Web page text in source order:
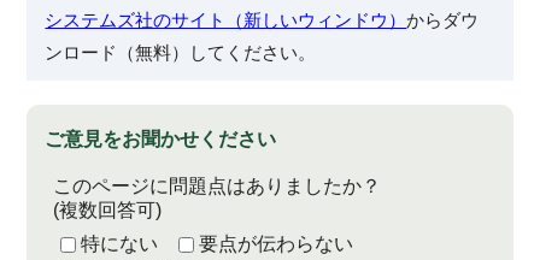
システムズ社のサイト（新しいウィンドウ）からダウ
ンロード（無料）してください。
ご意見をお聞かせください
このページに問題点はありましたか？
(複数回答可)
特にない
要点が伝わらない